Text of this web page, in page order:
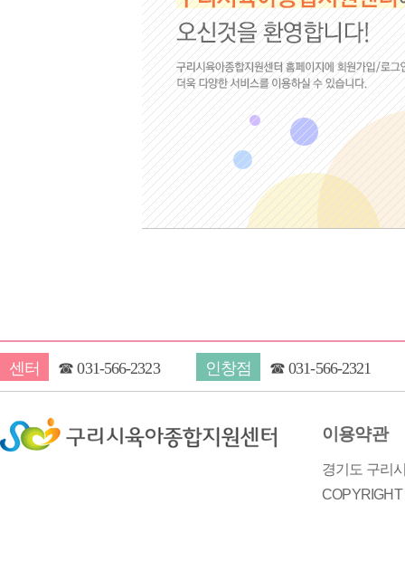
센터 ☎031-566-2323 인창점 ☎031-566-2321
이용약관
경기도 구리